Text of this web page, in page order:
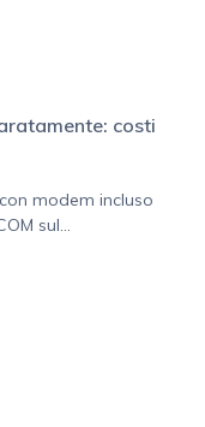
costi
modem incluso
sul...